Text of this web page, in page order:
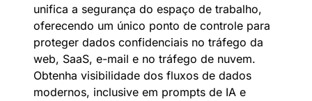
unifica a segurança do espaço de trabalho,
oferecendo um único ponto de controle para
proteger dados confidenciais no tráfego da
web, SaaS, e-mail e no tráfego de nuvem.
Obtenha visibilidade dos fluxos de dados
modernos, inclusive em prompts de IA e